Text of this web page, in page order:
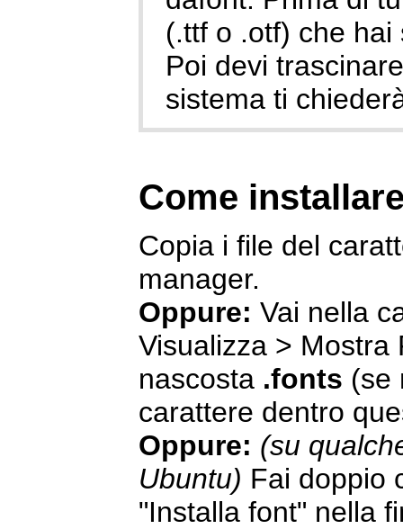
(.ttf o .otf) che hai
Poi devi
sistema ti
Come
Copia i file del
manager.
Oppure: Vai nella
Visualizza > Mostra
nascosta .fonts (se
carattere dentro
Oppure: (su
Ubuntu) Fai doppio
"Installa font" nella